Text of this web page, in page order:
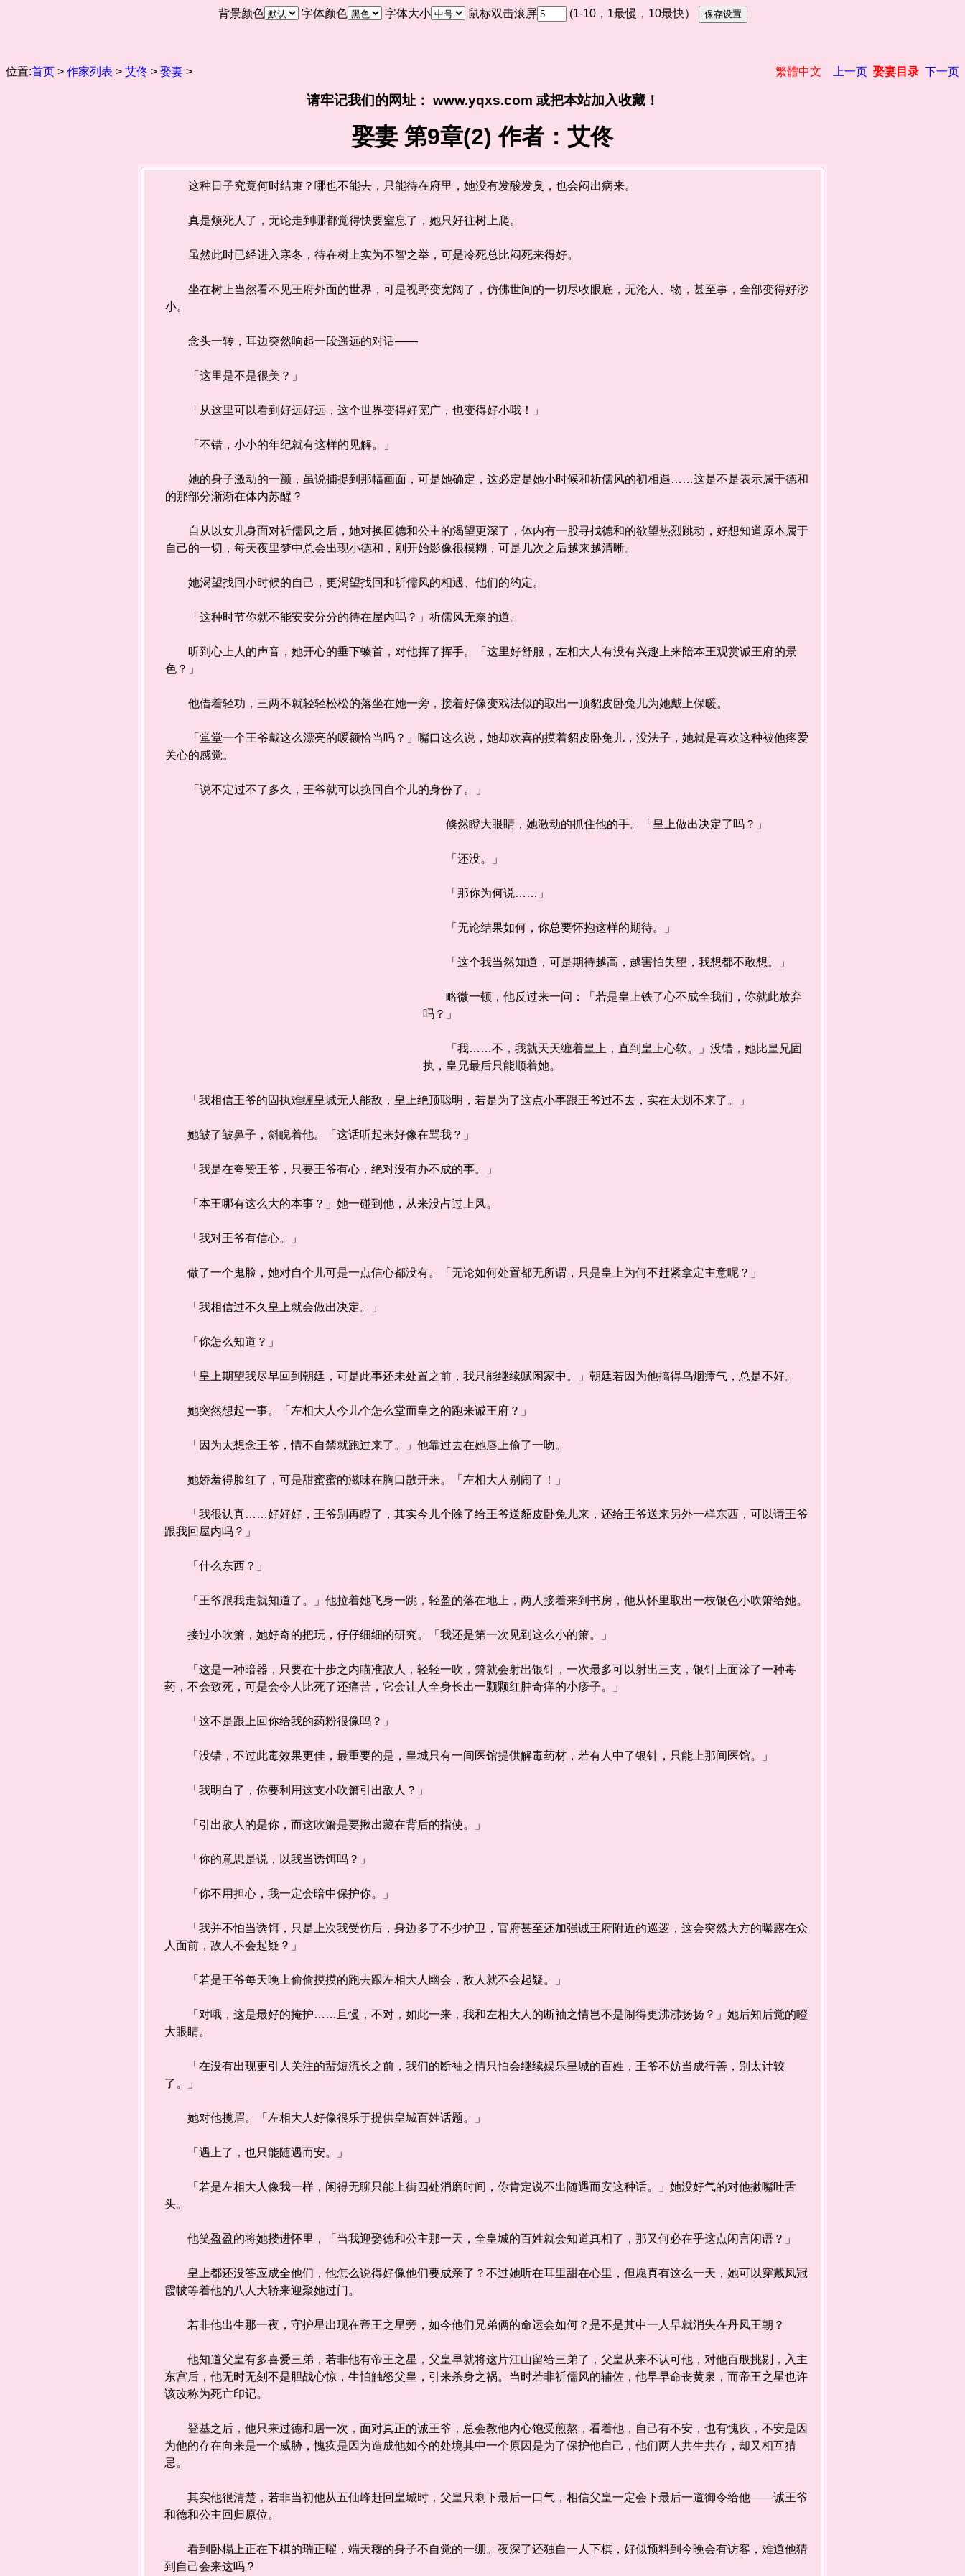
背景颜色 字体颜色 字体大小 鼠标双击滚屏 (1-10，1最慢，10最快）
位置:首页 > 作家列表 > 艾佟 > 娶妻 > 繁體中文 上一页 娶妻目录 下一页
请牢记我们的网址： www.yqxs.com 或把本站加入收藏！
娶妻 第9章(2) 作者：艾佟
这种日子究竟何时结束？哪也不能去，只能待在府里，她没有发酸发臭，也会闷出病来。
真是烦死人了，无论走到哪都觉得快要窒息了，她只好往树上爬。
虽然此时已经进入寒冬，待在树上实为不智之举，可是冷死总比闷死来得好。
坐在树上当然看不见王府外面的世界，可是视野变宽阔了，仿佛世间的一切尽收眼底，无沦人、物，甚至事，全部变得好渺
小。
念头一转，耳边突然响起一段遥远的对话——
「这里是不是很美？」
「从这里可以看到好远好远，这个世界变得好宽广，也变得好小哦！」
「不错，小小的年纪就有这样的见解。」
她的身子激动的一颤，虽说捕捉到那幅画面，可是她确定，这必定是她小时候和祈儒风的初相遇……这是不是表示属于德和
的那部分渐渐在体内苏醒？
自从以女儿身面对祈儒风之后，她对换回德和公主的渴望更深了，体内有一股寻找德和的欲望热烈跳动，好想知道原本属于
自己的一切，每天夜里梦中总会出现小德和，刚开始影像很模糊，可是几次之后越来越清晰。
她渴望找回小时候的自己，更渴望找回和祈儒风的相遇、他们的约定。
「这种时节你就不能安安分分的待在屋内吗？」祈儒风无奈的道。
听到心上人的声音，她开心的垂下螓首，对他挥了挥手。「这里好舒服，左相大人有没有兴趣上来陪本王观赏诚王府的景
色？」
他借着轻功，三两不就轻轻松松的落坐在她一旁，接着好像变戏法似的取出一顶貂皮卧兔儿为她戴上保暖。
「堂堂一个王爷戴这么漂亮的暖额恰当吗？」嘴口这么说，她却欢喜的摸着貂皮卧兔儿，没法子，她就是喜欢这种被他疼爱
关心的感觉。
「说不定过不了多久，王爷就可以换回自个儿的身份了。」
倏然瞪大眼睛，她激动的抓住他的手。「皇上做出决定了吗？」
「还没。」
「那你为何说……」
「无论结果如何，你总要怀抱这样的期待。」
「这个我当然知道，可是期待越高，越害怕失望，我想都不敢想。」
略微一顿，他反过来一问：「若是皇上铁了心不成全我们，你就此放弃
吗？」
「我……不，我就天天缠着皇上，直到皇上心软。」没错，她比皇兄固
执，皇兄最后只能顺着她。
「我相信王爷的固执难缠皇城无人能敌，皇上绝顶聪明，若是为了这点小事跟王爷过不去，实在太划不来了。」
她皱了皱鼻子，斜睨着他。「这话听起来好像在骂我？」
「我是在夸赞王爷，只要王爷有心，绝对没有办不成的事。」
「本王哪有这么大的本事？」她一碰到他，从来没占过上风。
「我对王爷有信心。」
做了一个鬼脸，她对自个儿可是一点信心都没有。「无论如何处置都无所谓，只是皇上为何不赶紧拿定主意呢？」
「我相信过不久皇上就会做出决定。」
「你怎么知道？」
「皇上期望我尽早回到朝廷，可是此事还未处置之前，我只能继续赋闲家中。」朝廷若因为他搞得乌烟瘴气，总是不好。
她突然想起一事。「左相大人今儿个怎么堂而皇之的跑来诚王府？」
「因为太想念王爷，情不自禁就跑过来了。」他靠过去在她唇上偷了一吻。
她娇羞得脸红了，可是甜蜜蜜的滋味在胸口散开来。「左相大人别闹了！」
「我很认真……好好好，王爷别再瞪了，其实今儿个除了给王爷送貂皮卧兔儿来，还给王爷送来另外一样东西，可以请王爷
跟我回屋内吗？」
「什么东西？」
「王爷跟我走就知道了。」他拉着她飞身一跳，轻盈的落在地上，两人接着来到书房，他从怀里取出一枝银色小吹箫给她。
接过小吹箫，她好奇的把玩，仔仔细细的研究。「我还是第一次见到这么小的箫。」
「这是一种暗器，只要在十步之内瞄准敌人，轻轻一吹，箫就会射出银针，一次最多可以射出三支，银针上面涂了一种毒
药，不会致死，可是会令人比死了还痛苦，它会让人全身长出一颗颗红肿奇痒的小疹子。」
「这不是跟上回你给我的药粉很像吗？」
「没错，不过此毒效果更佳，最重要的是，皇城只有一间医馆提供解毒药材，若有人中了银针，只能上那间医馆。」
「我明白了，你要利用这支小吹箫引出敌人？」
「引出敌人的是你，而这吹箫是要揪出藏在背后的指使。」
「你的意思是说，以我当诱饵吗？」
「你不用担心，我一定会暗中保护你。」
「我并不怕当诱饵，只是上次我受伤后，身边多了不少护卫，官府甚至还加强诚王府附近的巡逻，这会突然大方的曝露在众
人面前，敌人不会起疑？」
「若是王爷每天晚上偷偷摸摸的跑去跟左相大人幽会，敌人就不会起疑。」
「对哦，这是最好的掩护……且慢，不对，如此一来，我和左相大人的断袖之情岂不是闹得更沸沸扬扬？」她后知后觉的瞪
大眼睛。
「在没有出现更引人关注的蜚短流长之前，我们的断袖之情只怕会继续娱乐皇城的百姓，王爷不妨当成行善，别太计较
了。」
她对他揽眉。「左相大人好像很乐于提供皇城百姓话题。」
「遇上了，也只能随遇而安。」
「若是左相大人像我一样，闲得无聊只能上街四处消磨时间，你肯定说不出随遇而安这种话。」她没好气的对他撇嘴吐舌
头。
他笑盈盈的将她搂进怀里，「当我迎娶德和公主那一天，全皇城的百姓就会知道真相了，那又何必在乎这点闲言闲语？」
皇上都还没答应成全他们，他怎么说得好像他们要成亲了？不过她听在耳里甜在心里，但愿真有这么一天，她可以穿戴凤冠
霞帔等着他的八人大轿来迎聚她过门。
若非他出生那一夜，守护星出现在帝王之星旁，如今他们兄弟俩的命运会如何？是不是其中一人早就消失在丹凤王朝？
他知道父皇有多喜爱三弟，若非他有帝王之星，父皇早就将这片江山留给三弟了，父皇从来不认可他，对他百般挑剔，入主
东宫后，他无时无刻不是胆战心惊，生怕触怒父皇，引来杀身之祸。当时若非祈儒风的辅佐，他早早命丧黄泉，而帝王之星也许
该改称为死亡印记。
登基之后，他只来过德和居一次，面对真正的诚王爷，总会教他内心饱受煎熬，看着他，自己有不安，也有愧疚，不安是因
为他的存在向来是一个威胁，愧疚是因为造成他如今的处境其中一个原因是为了保护他自己，他们两人共生共存，却又相互猜
忌。
其实他很清楚，若非当初他从五仙峰赶回皇城时，父皇只剩下最后一口气，相信父皇一定会下最后一道御令给他——诚王爷
和德和公主回归原位。
看到卧榻上正在下棋的瑞正曜，端天穆的身子不自觉的一绷。夜深了还独自一人下棋，好似预料到今晚会有访客，难道他猜
到自己会来这吗？